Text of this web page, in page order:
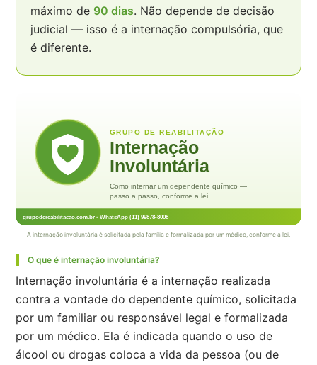
máximo de 90 dias. Não depende de decisão
judicial — isso é a internação compulsória, que
é diferente.
A internação involuntária é solicitada pela família e formalizada por um médico, conforme a lei.
O que é internação involuntária?
Internação involuntária é a internação realizada
contra a vontade do dependente químico, solicitada
por um familiar ou responsável legal e formalizada
por um médico. Ela é indicada quando o uso de
álcool ou drogas coloca a vida da pessoa (ou de